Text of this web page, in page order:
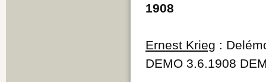
1908
Ernest Krieg :
DEMO 3.6.1908